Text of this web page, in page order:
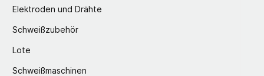
Elektroden und Drähte
Schweißzubehör
Lote
Schweißmaschinen